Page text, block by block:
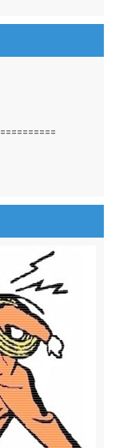
dalam
kasih :-)